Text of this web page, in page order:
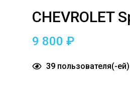
CHEVROLET
9 800 ₽
39 пользователя(-